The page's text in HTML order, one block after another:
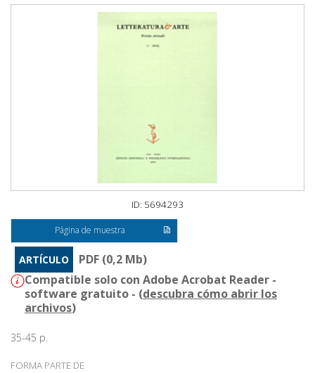
ID: 5694293
Página de muestra
ARTÍCULO
PDF (0,2 Mb)
Compatible solo con Adobe Acrobat Reader -
software gratuito - (descubra cómo abrir los
archivos)
35-45 p.
FORMA PARTE DE